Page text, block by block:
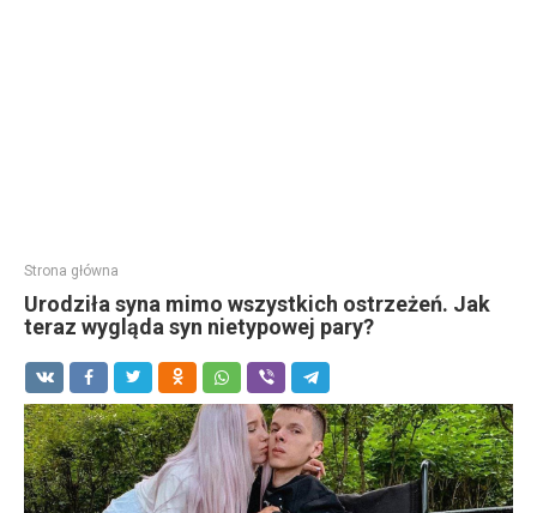
Strona główna
Urodziła syna mimo wszystkich ostrzeżeń. Jak
teraz wygląda syn nietypowej pary?